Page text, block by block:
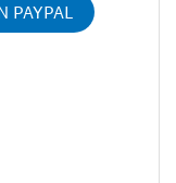
PAYPAL